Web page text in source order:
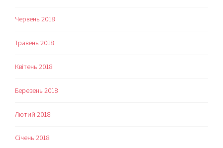
Червень 2018
Травень 2018
Квітень 2018
Березень 2018
Лютий 2018
Січень 2018